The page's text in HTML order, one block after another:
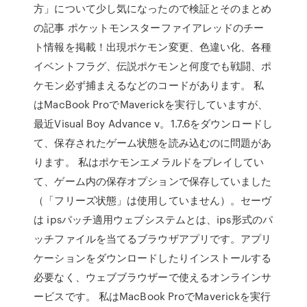
方」について少し気になったので検証とそのまとめ
の記事 ポケットモンスターファイアレッドのチー
ト情報を掲載！出現ポケモン変更、色違い化、各種
イベントフラグ、伝説ポケモンと何度でも戦闘、ポ
ケモン必ず捕まえるなどのコードがあります。 私
はMacBook ProでMaverickを実行していますが、
最近Visual Boy Advance v。1.7.6をダウンロードし
て、保存されたゲーム状態を読み込むのに問題があ
ります。 私はポケモンエメラルドをプレイしてい
て、ゲーム内の保存オプションで保存していました
（「フリーズ状態」は使用していません）。セーヴ
は ipsパッチ適用ウェブシステムとは、ips形式のパ
ッチファイルを当てるブラウザアプリです。アプリ
ケーションをダウンロードしたりインストールする
必要なく、ウェブブラウザーで使えるオンラインサ
ービスです。 私はMacBook ProでMaverickを実行